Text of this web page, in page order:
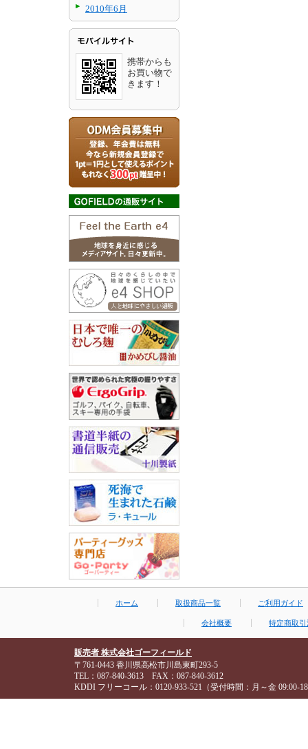
2010年6月
携帯からも
お買い物で
きます！
ホーム 取扱商品一覧 ご利用ガイド
会社概要 特定商取
販売者 株式会社ゴーフィールド
〒761-0443 香川県高松市川島東町293-5
TEL：087-840-3613 FAX：087-840-3612
KDDI フリーコール：0120-933-521（受付時間：月～金 09:00-